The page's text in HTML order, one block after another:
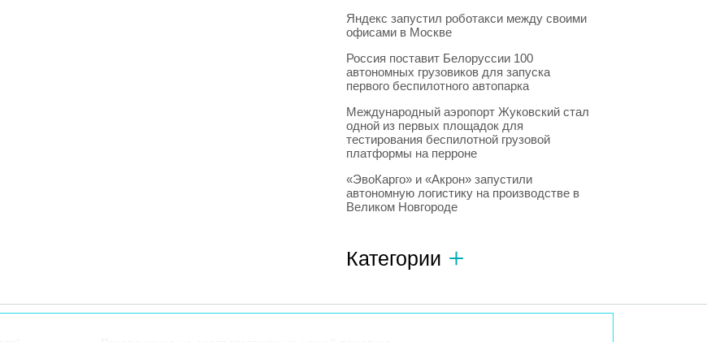
Яндекс запустил роботакси между своими
офисами в Москве
Россия поставит Белоруссии 100
автономных грузовиков для запуска
первого беспилотного автопарка
Международный аэропорт Жуковский стал
одной из первых площадок для
тестирования беспилотной грузовой
платформы на перроне
«ЭвоКарго» и «Акрон» запустили
автономную логистику на производстве в
Великом Новгороде
Категории